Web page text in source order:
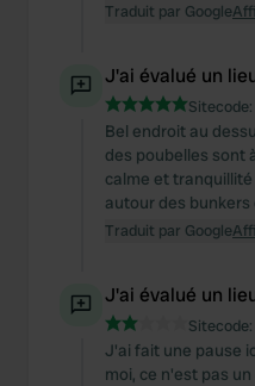
Traduit par Google
J'ai évalué un
Sitecode:
Bel endroit au
des poubelles sont
calme et
autour des
Traduit par Google
J'ai évalué un
Sitecode:
J'ai fait une pause
moi, ce n'est pas